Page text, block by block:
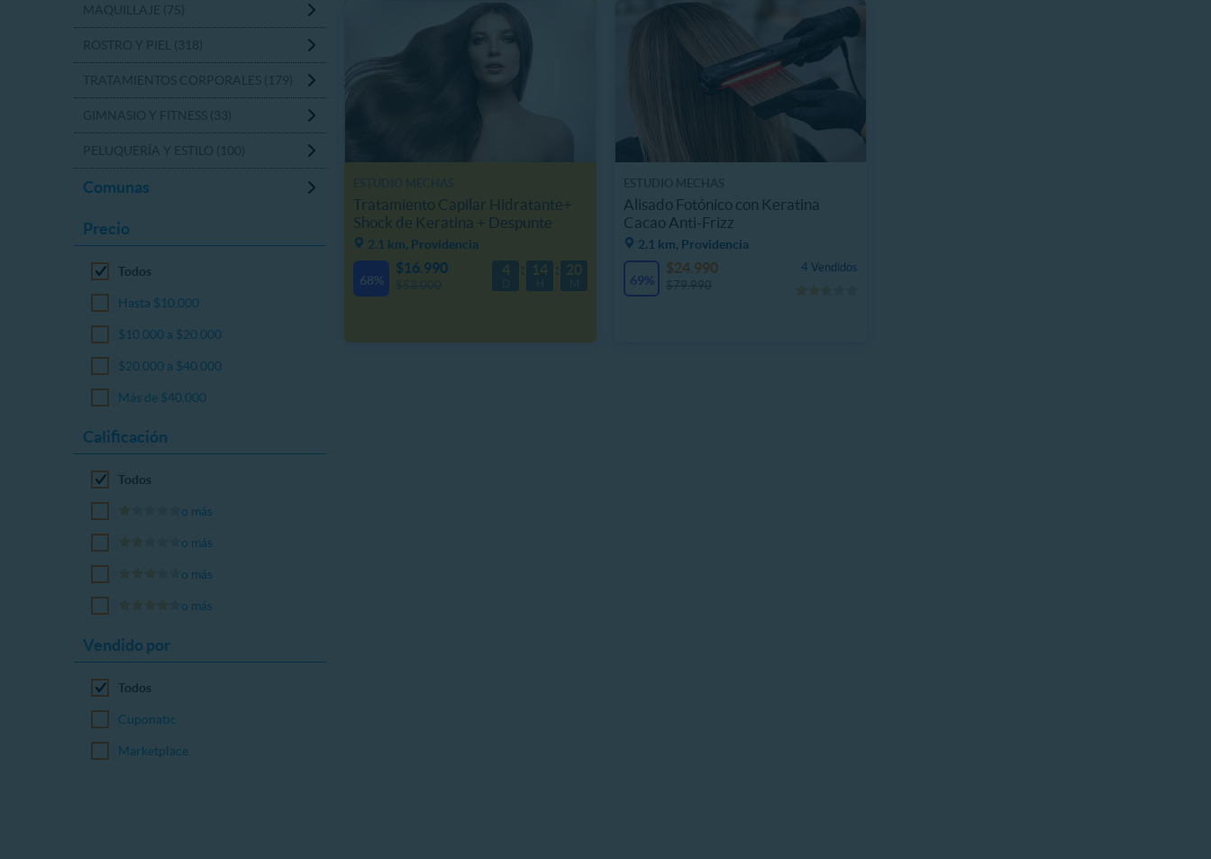
Comunas
Precio
Todos
Hasta $10.000
$10.000 a $20.000
$20.000 a $40.000
Más de $40.000
Calificación
Todos
o más
o más
o más
o más
Vendido por
Todos
Cuponatic
Marketplace
Tratamiento Capilar Hidratante+
Shock de Keratina + Despunte
2.1 km, Providencia
68%
4 14 20
$16.990
Alisado Fotónico con Keratina
Cacao Anti-Frizz
2.1 km, Providencia
69%
4 Vendidos
$24.990